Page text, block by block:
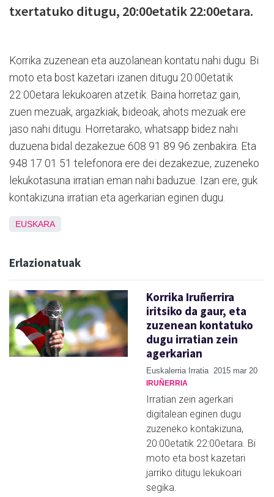
txertatuko ditugu, 20:00etatik 22:00etara.
Korrika zuzenean eta auzolanean kontatu nahi dugu. Bi
moto eta bost kazetari izanen ditugu 20:00etatik
22:00etara lekukoaren atzetik. Baina horretaz gain,
zuen mezuak, argazkiak, bideoak, ahots mezuak ere
jaso nahi ditugu. Horretarako, whatsapp bidez nahi
duzuena bidal dezakezue 608 91 89 96 zenbakira. Eta
948 17 01 51 telefonora ere dei dezakezue, zuzeneko
lekukotasuna irratian eman nahi baduzue. Izan ere, guk
kontakizuna irratian eta agerkarian eginen dugu.
EUSKARA
Erlazionatuak
Korrika Iruñerrira
iritsiko da gaur, eta
zuzenean kontatuko
dugu irratian zein
agerkarian
Euskalerria Irratia 2015 mar 20
IRUÑERRIA
Irratian zein agerkari
digitalean eginen dugu
zuzeneko kontakizuna,
20:00etatik 22:00etara. Bi
moto eta bost kazetari
jarriko ditugu lekukoari
segika.